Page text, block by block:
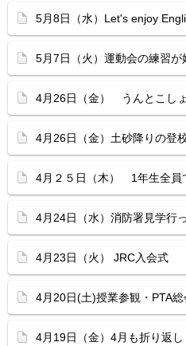
5月8日（水）Let's enjoy
5月7日（火）運動会の練習が
4月26日（金） うんとこし
4月26日（金）土砂降りの登
4月２５日（木） 1年生全員
4月24日（水）消防署見学行
4月23日（火） JRC入会式
4月20日(土)授業参観・PTA
4月19日（金）4月も折り返し